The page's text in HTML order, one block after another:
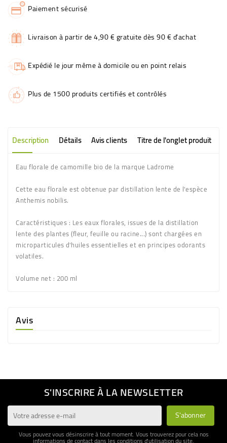
Paiement sécurisé
Livraison à partir de 4,90 € gratuite dès 90 € d'achat
Expédié le jour même à domicile ou en point relais
Plus de 1500 produits certifiés et contrôlés
Description Détails Avis clients Titre de l'onglet produit
Eau florale de camomille bio de la marque Ladrome
Cette eau florale est obtenue par distillation lente de l'espèce
Anthemis nobilis.
Caractéristiques : Les eaux florales, issues de la distillation
lente des plantes (fleur, feuille ou racine...) sont chargées en
microparticules d'huiles essentielles et en principes odorants
volatiles.
Volume net : 200 ml
Avis
S'INSCRIRE À LA NEWSLETTER
Vous pouvez vous désinscrire à tout moment. Vous trouverez pour cela nos
informations de contact dans les conditions d'utilisation du site.